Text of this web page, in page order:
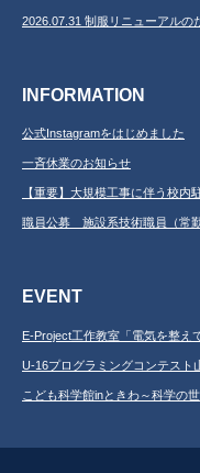
2026.07.31 制服リニューアルの
INFORMATION
公式Instagramをはじめました
一斉休業のお知らせ
【重要】大規模工事に伴う校内
職員公募 施設系技術職員（常
EVENT
E-Project工作教室「電気を整え
U-16プログラミングコンテスト
こども科学館inときわ～科学の